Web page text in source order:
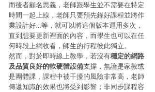
而後者顧名思義，老師跟學生並不需要在特定
時間一起上線，老師只要預先錄好課程並將作
業設計好…等，就可以將這個版本運用多次，
直到想要更新裡面的內容，而學生也可以在任
何時段上網收看，師生的行程彼此獨立。
然而，對於即時線上教學，若沒有穩定的網路
及品質良好的軟硬體設備支撐，無論是家教或
是團體課，課程中被干擾的風險非常高，老師
傳遞知識的效果也將受到影響；非同步課程容